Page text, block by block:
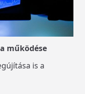
működése
is a